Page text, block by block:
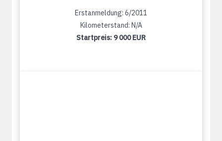
Erstanmeldung: 6/2011
Kilometerstand: N/A
Startpreis: 9 000 EUR